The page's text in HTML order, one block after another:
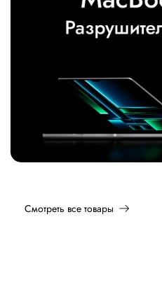
Смотреть все товары